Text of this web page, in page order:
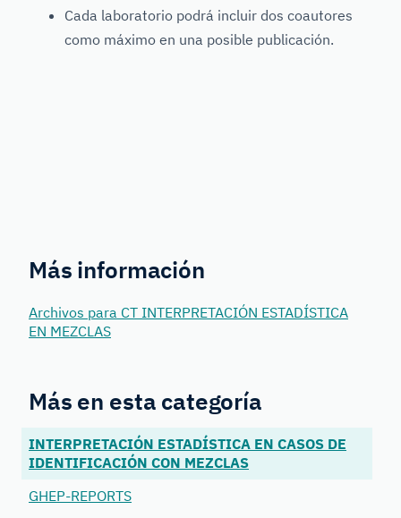
Cada laboratorio podrá incluir dos coautores
como máximo en una posible publicación.
Más información
Archivos para CT INTERPRETACIÓN ESTADÍSTICA
EN MEZCLAS
Más en esta categoría
INTERPRETACIÓN ESTADÍSTICA EN CASOS DE
IDENTIFICACIÓN CON MEZCLAS
GHEP-REPORTS